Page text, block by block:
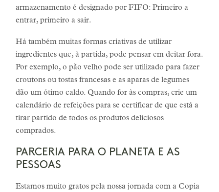
armazenamento é designado por FIFO: Primeiro a
entrar, primeiro a sair.
Há também muitas formas criativas de utilizar
ingredientes que, à partida, pode pensar em deitar fora.
Por exemplo, o pão velho pode ser utilizado para fazer
croutons ou tostas francesas e as aparas de legumes
dão um ótimo caldo. Quando for às compras, crie um
calendário de refeições para se certificar de que está a
tirar partido de todos os produtos deliciosos
comprados.
PARCERIA PARA O PLANETA E AS
PESSOAS
Estamos muito gratos pela nossa jornada com a Copia